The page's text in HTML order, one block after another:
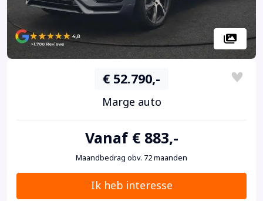
€ 52.790,-
Marge auto
Vanaf € 883,-
Maandbedrag obv. 72 maanden
Ik heb interesse